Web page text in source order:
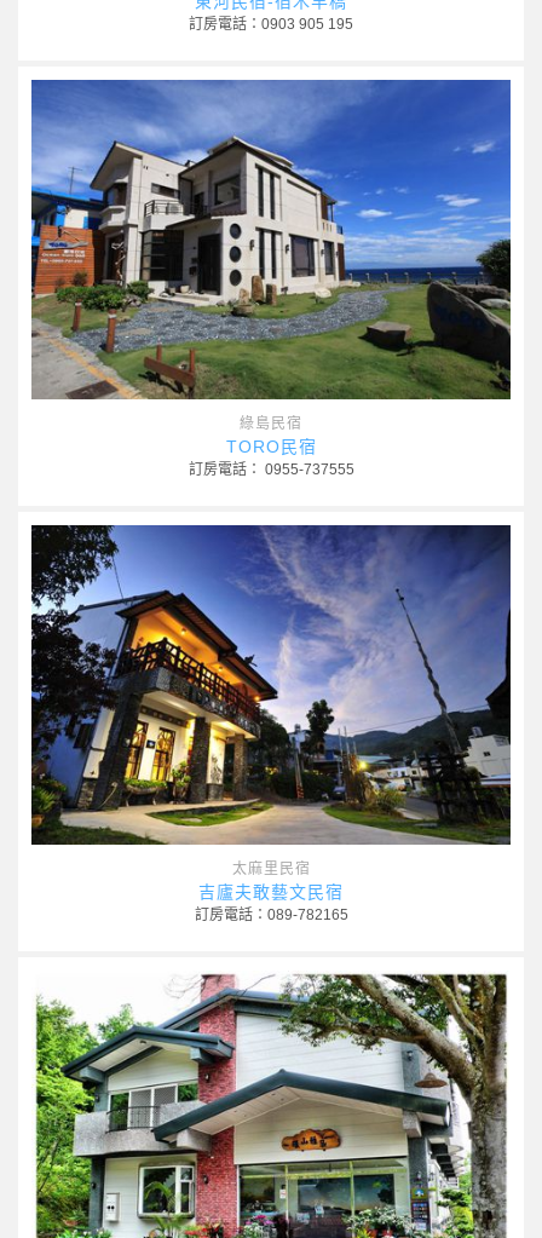
訂房電話：0903 905 195
綠島民宿
TORO民宿
訂房電話： 0955-737555
太麻里民宿
吉廬夫敢藝文民宿
訂房電話：089-782165